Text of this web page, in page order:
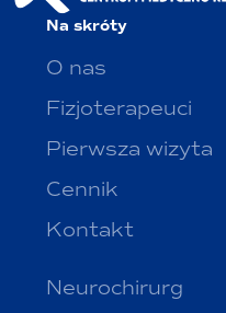
Na skróty
O nas
Fizjoterapeuci
Pierwsza wizyta
Cennik
Kontakt
Neurochirurg